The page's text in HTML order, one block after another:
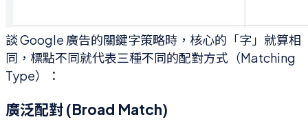
談 Google 廣告的關鍵字策略時，核心的「字」就算相
同，標點不同就代表三種不同的配對方式（Matching
Type）：
廣泛配對 (Broad Match)